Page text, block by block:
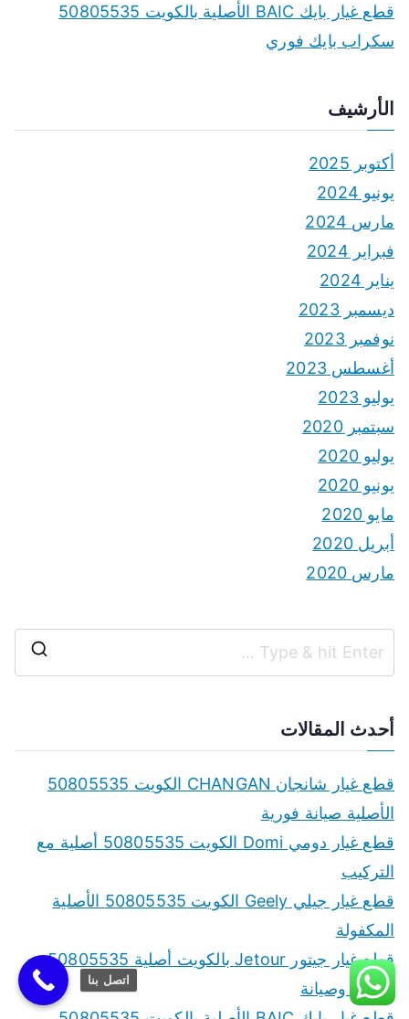
قطع غيار بايك BAIC الأصلية بالكويت 50805535
سكراب بايك فوري
الأرشيف
أكتوبر 2025
يونيو 2024
مارس 2024
فبراير 2024
يناير 2024
ديسمبر 2023
نوفمبر 2023
أغسطس 2023
يوليو 2023
سبتمبر 2020
يوليو 2020
يونيو 2020
مايو 2020
أبريل 2020
مارس 2020
r
أحدث المقالات
قطع غيار شانجان CHANGAN الكويت 50805535
الأصلية صيانة فورية
قطع غيار دومي Domi الكويت 50805535 أصلية مع
التركيب
قطع غيار جيلي Geely الكويت 50805535 الأصلية
المكفولة
قطع غيار جيتور Jetour بالكويت أصلية 50805535
تركيب وصيانة
اتصل بنا